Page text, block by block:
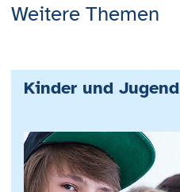
Weitere Themen
Kinder und Jugend